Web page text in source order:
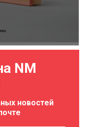
NM
новостей